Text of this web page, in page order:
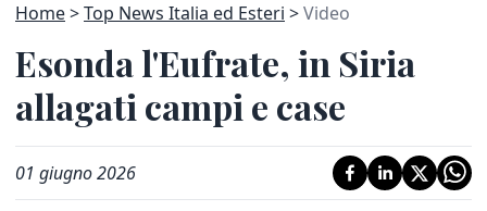
Home Top News Italia ed Esteri Video
Esonda l'Eufrate, in Siria
allagati campi e case
01 giugno 2026